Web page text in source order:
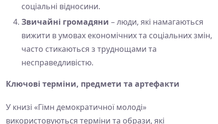
соціальні відносини.
Звичайні громадяни – люди, які намагаються
вижити в умовах економічних та соціальних змін,
часто стикаються з труднощами та
несправедливістю.
Ключові терміни, предмети та артефакти
У книзі «Гімн демократичної молоді»
використовуються терміни та образи, які